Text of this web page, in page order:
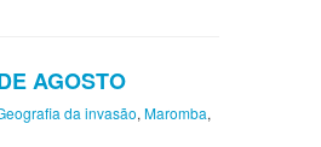
AGOSTO
da invasão, Maromba,